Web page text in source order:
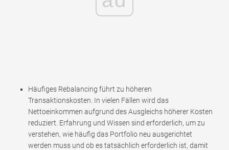
Häufiges Rebalancing führt zu höheren
Transaktionskosten. In vielen Fällen wird das
Nettoeinkommen aufgrund des Ausgleichs höherer Kosten
reduziert. Erfahrung und Wissen sind erforderlich, um zu
verstehen, wie häufig das Portfolio neu ausgerichtet
werden muss und ob es tatsächlich erforderlich ist, damit